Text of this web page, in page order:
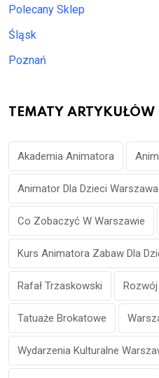
Polecany Sklep
Śląsk
Poznań
TEMATY ARTYKUŁÓW
Akademia Animatora
Animator Dla Dzieci Warszawa
Co Zobaczyć W Warszawie
Kurs Animatora Zabaw Dla
Rafał Trzaskowski
Tatuaże Brokatowe
Wydarzenia Kulturalne